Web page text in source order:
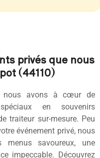
privés que nous
(44110)
nous avons à cœur de
en souvenirs
traiteur sur-mesure. Peu
événement privé, nous
menus savoureux, une
impeccable. Découvrez